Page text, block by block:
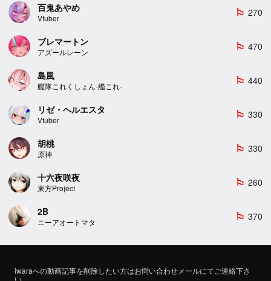
百鬼あやめ
Vtuber
emoji_flags 270
ブレマートン
アズールレーン
emoji_flags 470
島風
艦隊これくしょん-艦これ-
emoji_flags 440
リゼ・ヘルエスタ
Vtuber
emoji_flags 330
胡桃
原神
emoji_flags 330
十六夜咲夜
東方Project
emoji_flags 260
2B
ニーアオートマタ
emoji_flags 370
iwaraへの動画記事を削除したい方はお問い合わせメールにてご連絡下さ
い。